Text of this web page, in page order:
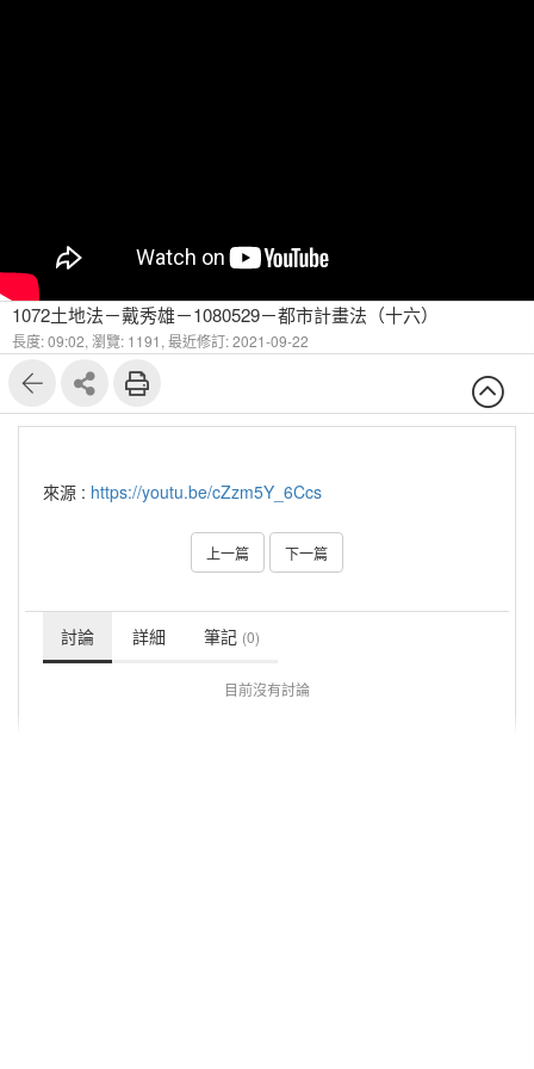
1072土地法－戴秀雄－1080529－都市計畫法（十六）
長度: 09:02, 瀏覽: 1191, 最近修訂: 2021-09-22
來源 : https://youtu.be/cZzm5Y_6Ccs
上一篇 下一篇
討論 詳細 筆記 (0)
目前沒有討論